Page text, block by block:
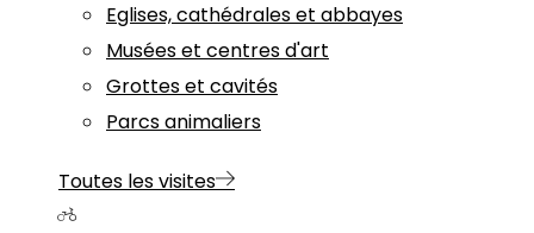
Eglises, cathédrales et abbayes
Musées et centres d'art
Grottes et cavités
Parcs animaliers
Toutes les visites